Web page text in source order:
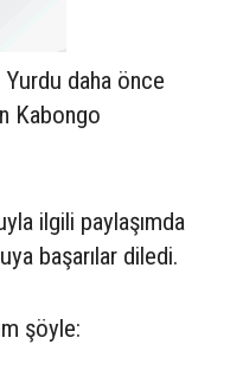
daha önce
Kabongo
ilgili paylaşımda
başarılar diledi.
şöyle: